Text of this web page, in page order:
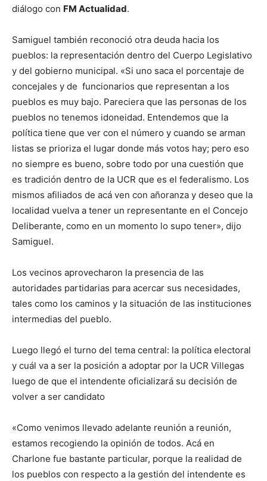
diálogo con FM Actualidad.
Samiguel también reconoció otra deuda hacia los
pueblos: la representación dentro del Cuerpo Legislativo
y del gobierno municipal. «Si uno saca el porcentaje de
concejales y de funcionarios que representan a los
pueblos es muy bajo. Pareciera que las personas de los
pueblos no tenemos idoneidad. Entendemos que la
política tiene que ver con el número y cuando se arman
listas se prioriza el lugar donde más votos hay; pero eso
no siempre es bueno, sobre todo por una cuestión que
es tradición dentro de la UCR que es el federalismo. Los
mismos afiliados de acá ven con añoranza y deseo que la
localidad vuelva a tener un representante en el Concejo
Deliberante, como en un momento lo supo tener», dijo
Samiguel.
Los vecinos aprovecharon la presencia de las
autoridades partidarias para acercar sus necesidades,
tales como los caminos y la situación de las instituciones
intermedias del pueblo.
Luego llegó el turno del tema central: la política electoral
y cuál va a ser la posición a adoptar por la UCR Villegas
luego de que el intendente oficializará su decisión de
volver a ser candidato
«Como venimos llevado adelante reunión a reunión,
estamos recogiendo la opinión de todos. Acá en
Charlone fue bastante particular, porque la realidad de
los pueblos con respecto a la gestión del intendente es